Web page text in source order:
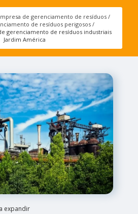
de gerenciamento de resíduos
de resíduos perigosos
gerenciamento de resíduos industriais
Jardim América
expandir